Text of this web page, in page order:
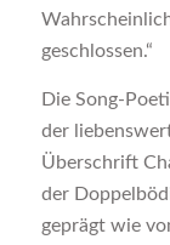
geschlossen.“
Die Song-
der
Überschrift
der
geprägt wie